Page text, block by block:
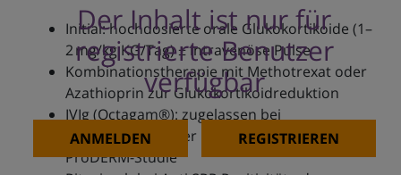
Der Inhalt ist nur für
registrierte Benutzer
verfügbar
ANMELDEN REGISTRIEREN
Initial: hochdosierte orale Glukokortikoide (1–
2 mg/kg KG/Tag) ± intravenöse Pulse
Kombinationstherapie mit Methotrexat oder
Azathioprin zur Glukokortikoidreduktion
IVIg (Octagam®): zugelassen bei
therapierefraktärer DM, z. B. gemäß
ProDERM-Studie